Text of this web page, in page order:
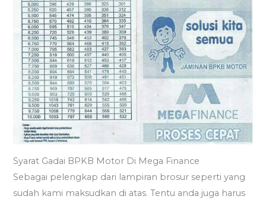
Syarat Gadai BPKB Motor Di Mega Finance
Sebagai pelengkap dari lampiran brosur seperti yang
sudah kami maksudkan di atas. Tentu anda juga harus